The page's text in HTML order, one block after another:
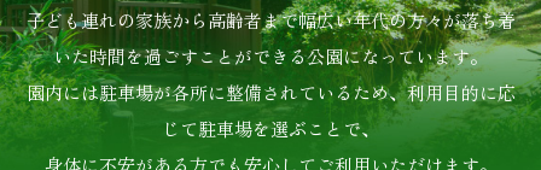
子ども連れの家族から高齢者まで幅広い年代の方々が落ち着
いた時間を過ごすことができる公園になっています。
園内には駐車場が各所に整備されているため、利用目的に応
じて駐車場を選ぶことで、
身体に不安がある方でも安心してご利用いただけます。